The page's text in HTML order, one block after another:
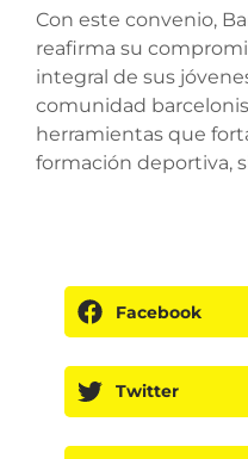
Con este convenio,
reafirma su
integral de sus
comunidad
herramientas que
formación deportiva,
Facebook
Twitter